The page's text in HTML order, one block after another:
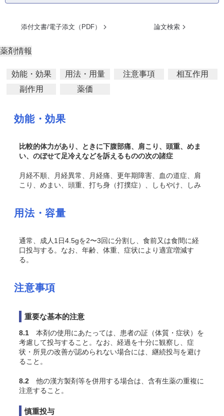
添付文書/電子添文（PDF） 論文検索
薬剤情報
効能・効果 用法・用量 注意事項
相互作用
副作用
薬価
効能・効果
比較的体力があり、ときに下腹部痛、肩こり、頭重、めま
い、のぼせて足冷えなどを訴えるものの次の諸症
月経不順、月経異常、月経痛、更年期障害、血の道症、肩
こり、めまい、頭重、打ち身（打撲症）、しもやけ、しみ
用法・容量
通常、成人1日4.5gを2〜3回に分割し、食前又は食間に経
口投与する。なお、年齢、体重、症状により適宜増減す
る。
注意事項
重要な基本的注意
8.1 本剤の使用にあたっては、患者の証（体質・症状）を
考慮して投与すること。なお、経過を十分に観察し、症
状・所見の改善が認められない場合には、継続投与を避け
ること。
8.2 他の漢方製剤等を併用する場合は、含有生薬の重複に
注意すること。
慎重投与